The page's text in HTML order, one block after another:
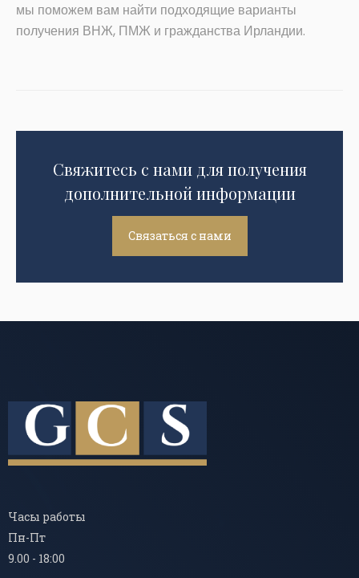
мы поможем вам найти подходящие варианты
получения ВНЖ, ПМЖ и гражданства Ирландии.
Свяжитесь с нами для получения
дополнительной информации
Связаться с нами
Часы работы
Пн-Пт
9.00 - 18:00